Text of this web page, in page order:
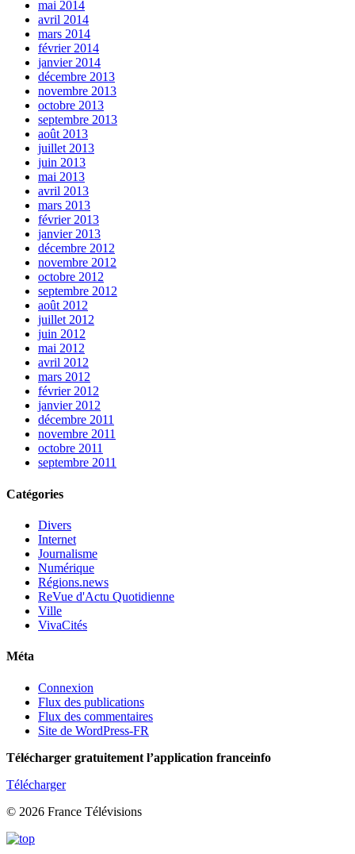
mai 2014
avril 2014
mars 2014
février 2014
janvier 2014
décembre 2013
novembre 2013
octobre 2013
septembre 2013
août 2013
juillet 2013
juin 2013
mai 2013
avril 2013
mars 2013
février 2013
janvier 2013
décembre 2012
novembre 2012
octobre 2012
septembre 2012
août 2012
juillet 2012
juin 2012
mai 2012
avril 2012
mars 2012
février 2012
janvier 2012
décembre 2011
novembre 2011
octobre 2011
septembre 2011
Catégories
Divers
Internet
Journalisme
Numérique
Régions.news
ReVue d'Actu Quotidienne
Ville
VivaCités
Méta
Connexion
Flux des publications
Flux des commentaires
Site de WordPress-FR
Télécharger gratuitement l’application franceinfo
Télécharger
© 2026 France Télévisions